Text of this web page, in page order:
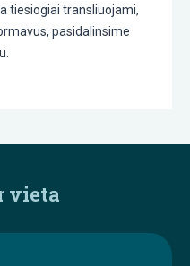
tiesiogiai transliuojami,
pasidalinsime
vieta